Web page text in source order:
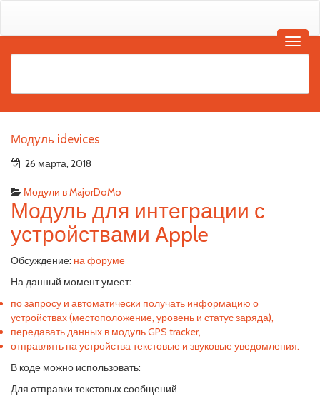
Модуль idevices
26 марта, 2018
Модули в MajorDoMo
Модуль для интеграции с
устройствами Apple
Обсуждение: на форуме
На данный момент умеет:
по запросу и автоматически получать информацию о
устройствах (местоположение, уровень и статус заряда),
передавать данных в модуль GPS tracker,
отправлять на устройства текстовые и звуковые уведомления.
В коде можно использовать:
Для отправки текстовых сообщений